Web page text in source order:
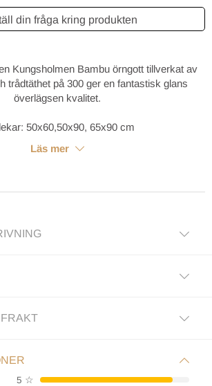
din fråga kring produkten
Kungsholmen Bambu örngott tillverkat av
trådtäthet på 300 ger en fantastisk glans
överlägsen kvalitet.
50x60,50x90, 65x90 cm
Läs mer
5 ☆